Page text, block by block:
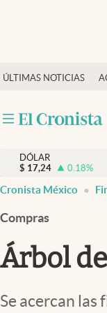
ÚLTIMAS NOTICIAS
Actualidad
Internacionales
Opinión
Brand Strategy
Pc y celular
Vida y estilo
Tv
DÓLAR
$ 17,24 0.18%
Cronista México
Compras
Árbol
Se acercan las